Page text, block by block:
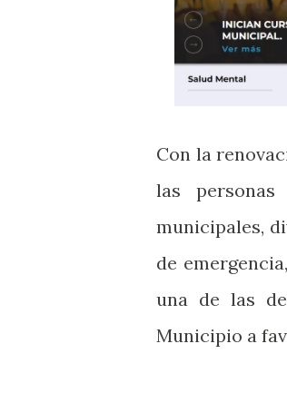
Con la
las
municipales,
de
una de las
Municipio a